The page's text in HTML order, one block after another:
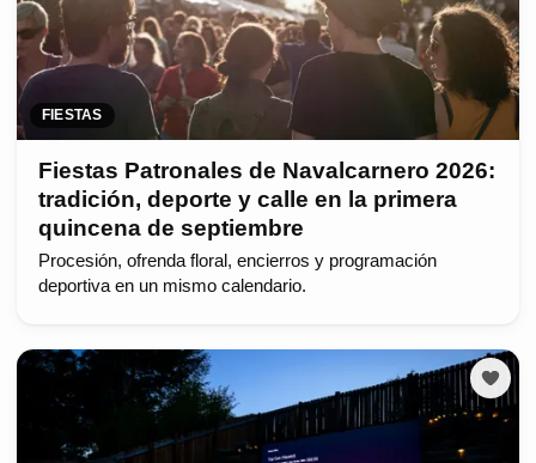
FIESTAS
Fiestas Patronales de Navalcarnero 2026:
tradición, deporte y calle en la primera
quincena de septiembre
Procesión, ofrenda floral, encierros y programación
deportiva en un mismo calendario.